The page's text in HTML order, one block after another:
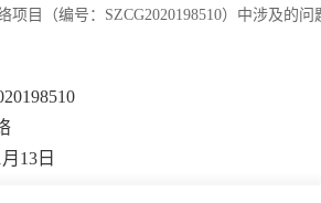
项目（编号：SZCG2020198510）中涉及的问
13日